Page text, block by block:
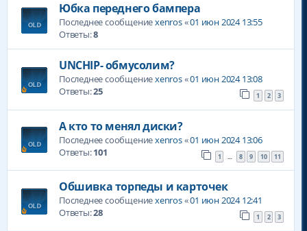
Юбка переднего бампера
Последнее сообщениеxenros«01 июн 2024 13:55
Ответы:8
UNCHIP- обмусолим?
Последнее сообщениеxenros«01 июн 2024 13:08
Ответы:25 1 2 3
А кто то менял диски?
Последнее сообщениеxenros«01 июн 2024 13:06
Ответы:101 1 … 8 9 10 11
Обшивка торпеды и карточек
Последнее сообщениеxenros«01 июн 2024 12:41
Ответы:28 1 2 3